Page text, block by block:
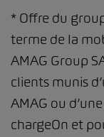
* Offre du
terme de la
AMAG Group
clients munis
AMAG ou
chargeOn et